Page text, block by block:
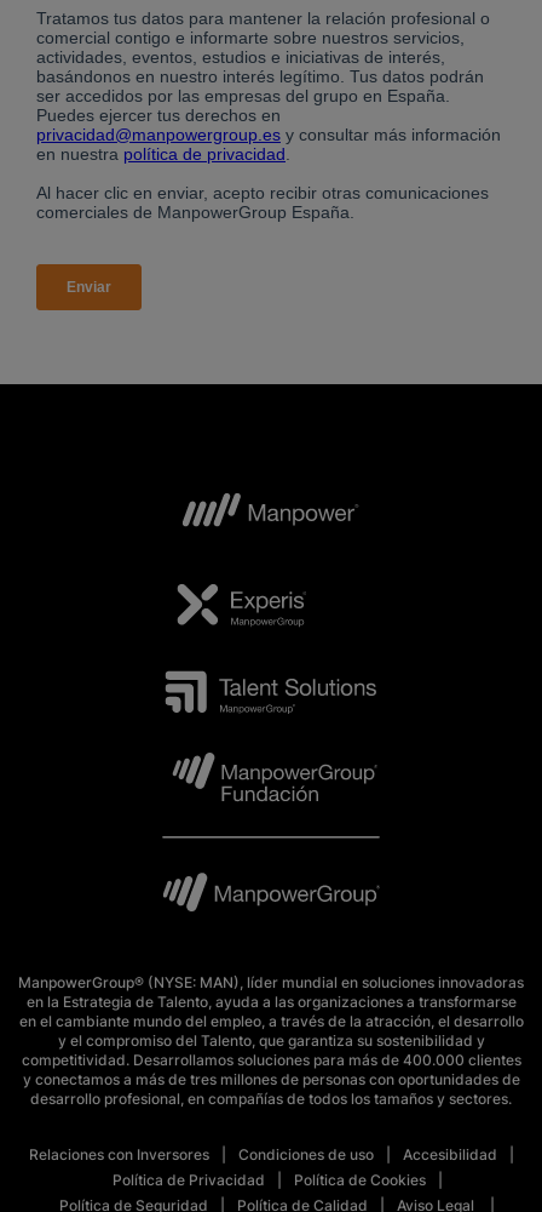
ManpowerGroup® (NYSE: MAN), líder mundial en soluciones innovadoras
en la Estrategia de Talento, ayuda a las organizaciones a transformarse
en el cambiante mundo del empleo, a través de la atracción, el desarrollo
y el compromiso del Talento, que garantiza su sostenibilidad y
competitividad. Desarrollamos soluciones para más de 400.000 clientes
y conectamos a más de tres millones de personas con oportunidades de
desarrollo profesional, en compañías de todos los tamaños y sectores.
Relaciones con Inversores Condiciones de uso
Accesibilidad
Política de Privacidad
Política de Cookies
Política de Seguridad
Política de Calidad Aviso Legal